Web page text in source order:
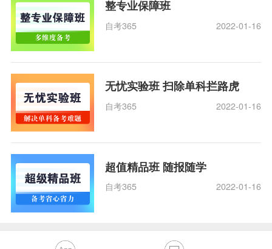
整专业保障班
自考365 2022-01-16
无忧实验班 扫除单科拦路虎
自考365 2022-01-16
超值精品班 随报随学
自考365 2022-01-16